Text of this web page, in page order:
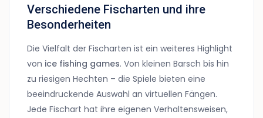
Verschiedene Fischarten und ihre
Besonderheiten
Die Vielfalt der Fischarten ist ein weiteres Highlight
von ice fishing games. Von kleinen Barsch bis hin
zu riesigen Hechten – die Spiele bieten eine
beeindruckende Auswahl an virtuellen Fängen.
Jede Fischart hat ihre eigenen Verhaltensweisen,